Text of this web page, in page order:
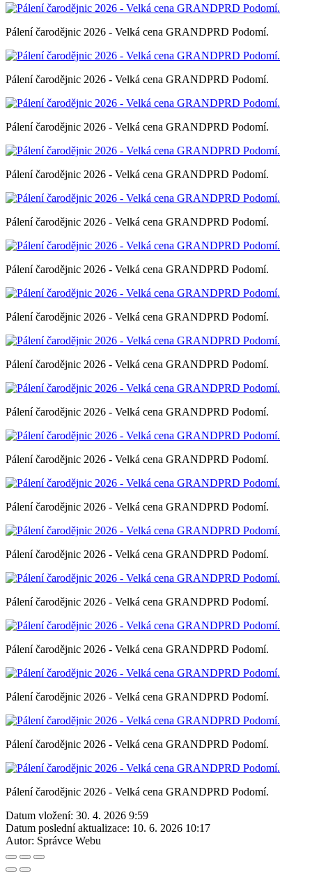
Pálení čarodějnic 2026 - Velká cena GRANDPRD Podomí.
Pálení čarodějnic 2026 - Velká cena GRANDPRD Podomí.
Pálení čarodějnic 2026 - Velká cena GRANDPRD Podomí.
Pálení čarodějnic 2026 - Velká cena GRANDPRD Podomí.
Pálení čarodějnic 2026 - Velká cena GRANDPRD Podomí.
Pálení čarodějnic 2026 - Velká cena GRANDPRD Podomí.
Pálení čarodějnic 2026 - Velká cena GRANDPRD Podomí.
Pálení čarodějnic 2026 - Velká cena GRANDPRD Podomí.
Pálení čarodějnic 2026 - Velká cena GRANDPRD Podomí.
Pálení čarodějnic 2026 - Velká cena GRANDPRD Podomí.
Pálení čarodějnic 2026 - Velká cena GRANDPRD Podomí.
Pálení čarodějnic 2026 - Velká cena GRANDPRD Podomí.
Pálení čarodějnic 2026 - Velká cena GRANDPRD Podomí.
Pálení čarodějnic 2026 - Velká cena GRANDPRD Podomí.
Pálení čarodějnic 2026 - Velká cena GRANDPRD Podomí.
Pálení čarodějnic 2026 - Velká cena GRANDPRD Podomí.
Pálení čarodějnic 2026 - Velká cena GRANDPRD Podomí.
Datum vložení: 30. 4. 2026 9:59
Datum poslední aktualizace: 10. 6. 2026 10:17
Autor: Správce Webu